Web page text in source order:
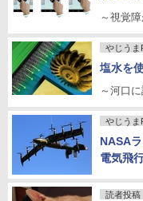
～視覚
やじうま
塩水を
～河口
やじうま
NASA
電気飛
読者投稿